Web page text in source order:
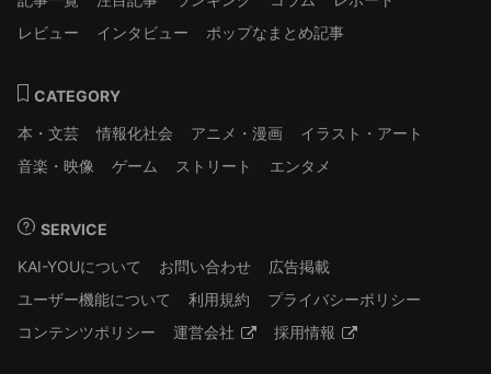
レビュー
インタビュー ポップなまとめ記事
CATEGORY
本・文芸
情報化社会 アニメ・漫画
イラスト・アート
音楽・映像
ゲーム ストリート エンタメ
SERVICE
KAI-YOUについて
お問い合わせ
広告掲載
ユーザー機能について
利用規約
プライバシーポリシー
コンテンツポリシー
運営会社 採用情報